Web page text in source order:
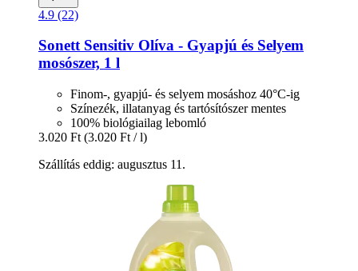
4.9 (22)
SonettSensitiv Olíva -​ Gyapjú és Selyem
mosószer, 1 l
Finom-, gyapjú- és selyem mosáshoz 40°C-ig
Színezék, illatanyag és tartósítószer mentes
100% biológiailag lebomló
3.020 Ft (3.020 Ft / l)
Szállítás eddig: augusztus 11.